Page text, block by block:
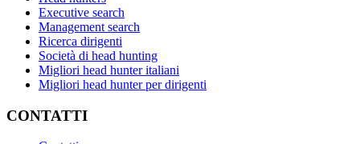
Executive search
Management search
Ricerca dirigenti
Società di head hunting
Migliori head hunter italiani
Migliori head hunter per dirigenti
CONTATTI